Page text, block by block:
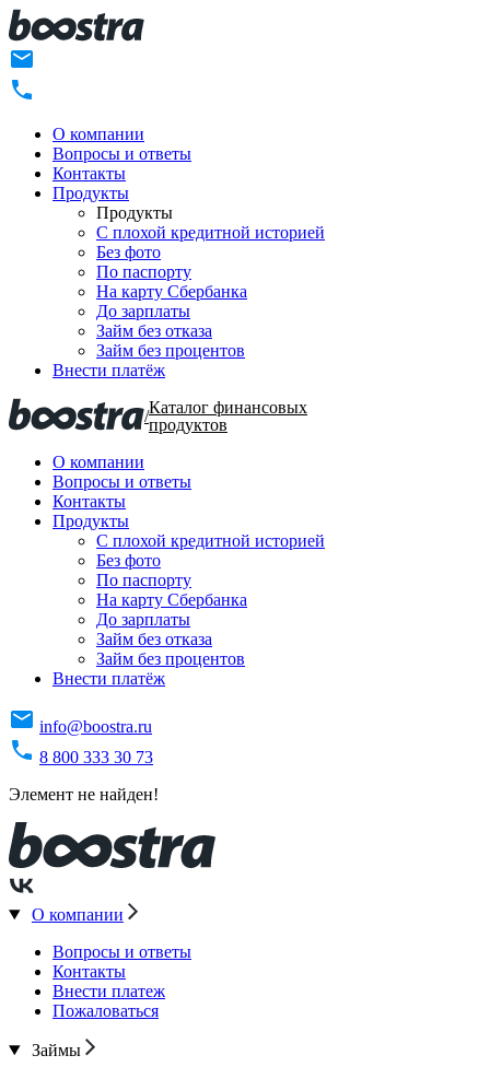
О компании
Вопросы и ответы
Контакты
Продукты
Продукты
C плохой кредитной историей
Без фото
По паспорту
На карту Сбербанка
До зарплаты
Займ без отказа
Займ без процентов
Внести платёж
/Каталог финансовых
продуктов
О компании
Вопросы и ответы
Контакты
Продукты
C плохой кредитной историей
Без фото
По паспорту
На карту Сбербанка
До зарплаты
Займ без отказа
Займ без процентов
Внести платёж
info@boostra.ru
8 800 333 30 73
Элемент не найден!
О компании
Вопросы и ответы
Контакты
Внести платеж
Пожаловаться
Займы